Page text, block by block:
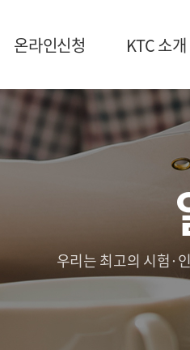
온라인신청 KTC 소개
우리는 최고의 시험·